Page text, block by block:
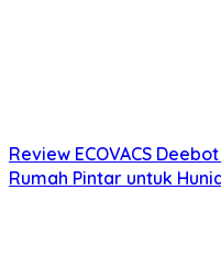
Review ECOVACS
Rumah Pintar untuk